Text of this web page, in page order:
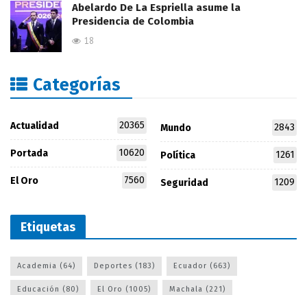
Abelardo De La Espriella asume la
Presidencia de Colombia
18
Categorías
Actualidad 20365
Portada 10620
El Oro 7560
Mundo 2843
Política 1261
Seguridad 1209
Etiquetas
Academia (64) Deportes (183) Ecuador (663)
Educación (80) El Oro (1005) Machala (221)